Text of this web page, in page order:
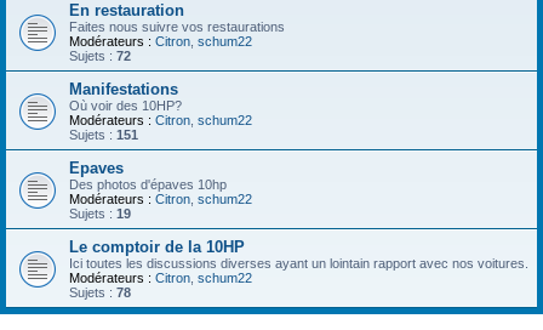
En restauration
Faites nous suivre vos restaurations
Modérateurs : Citron schum22
Sujets : 72
Manifestations
Où voir des 10HP?
Modérateurs : Citron schum22
Sujets : 151
Epaves
Des photos d'épaves 10hp
Modérateurs : Citron schum22
Sujets : 19
Le comptoir de la 10HP
Ici toutes les discussions diverses ayant un lointain rapport avec nos voitures.
Modérateurs : Citron schum22
Sujets : 78